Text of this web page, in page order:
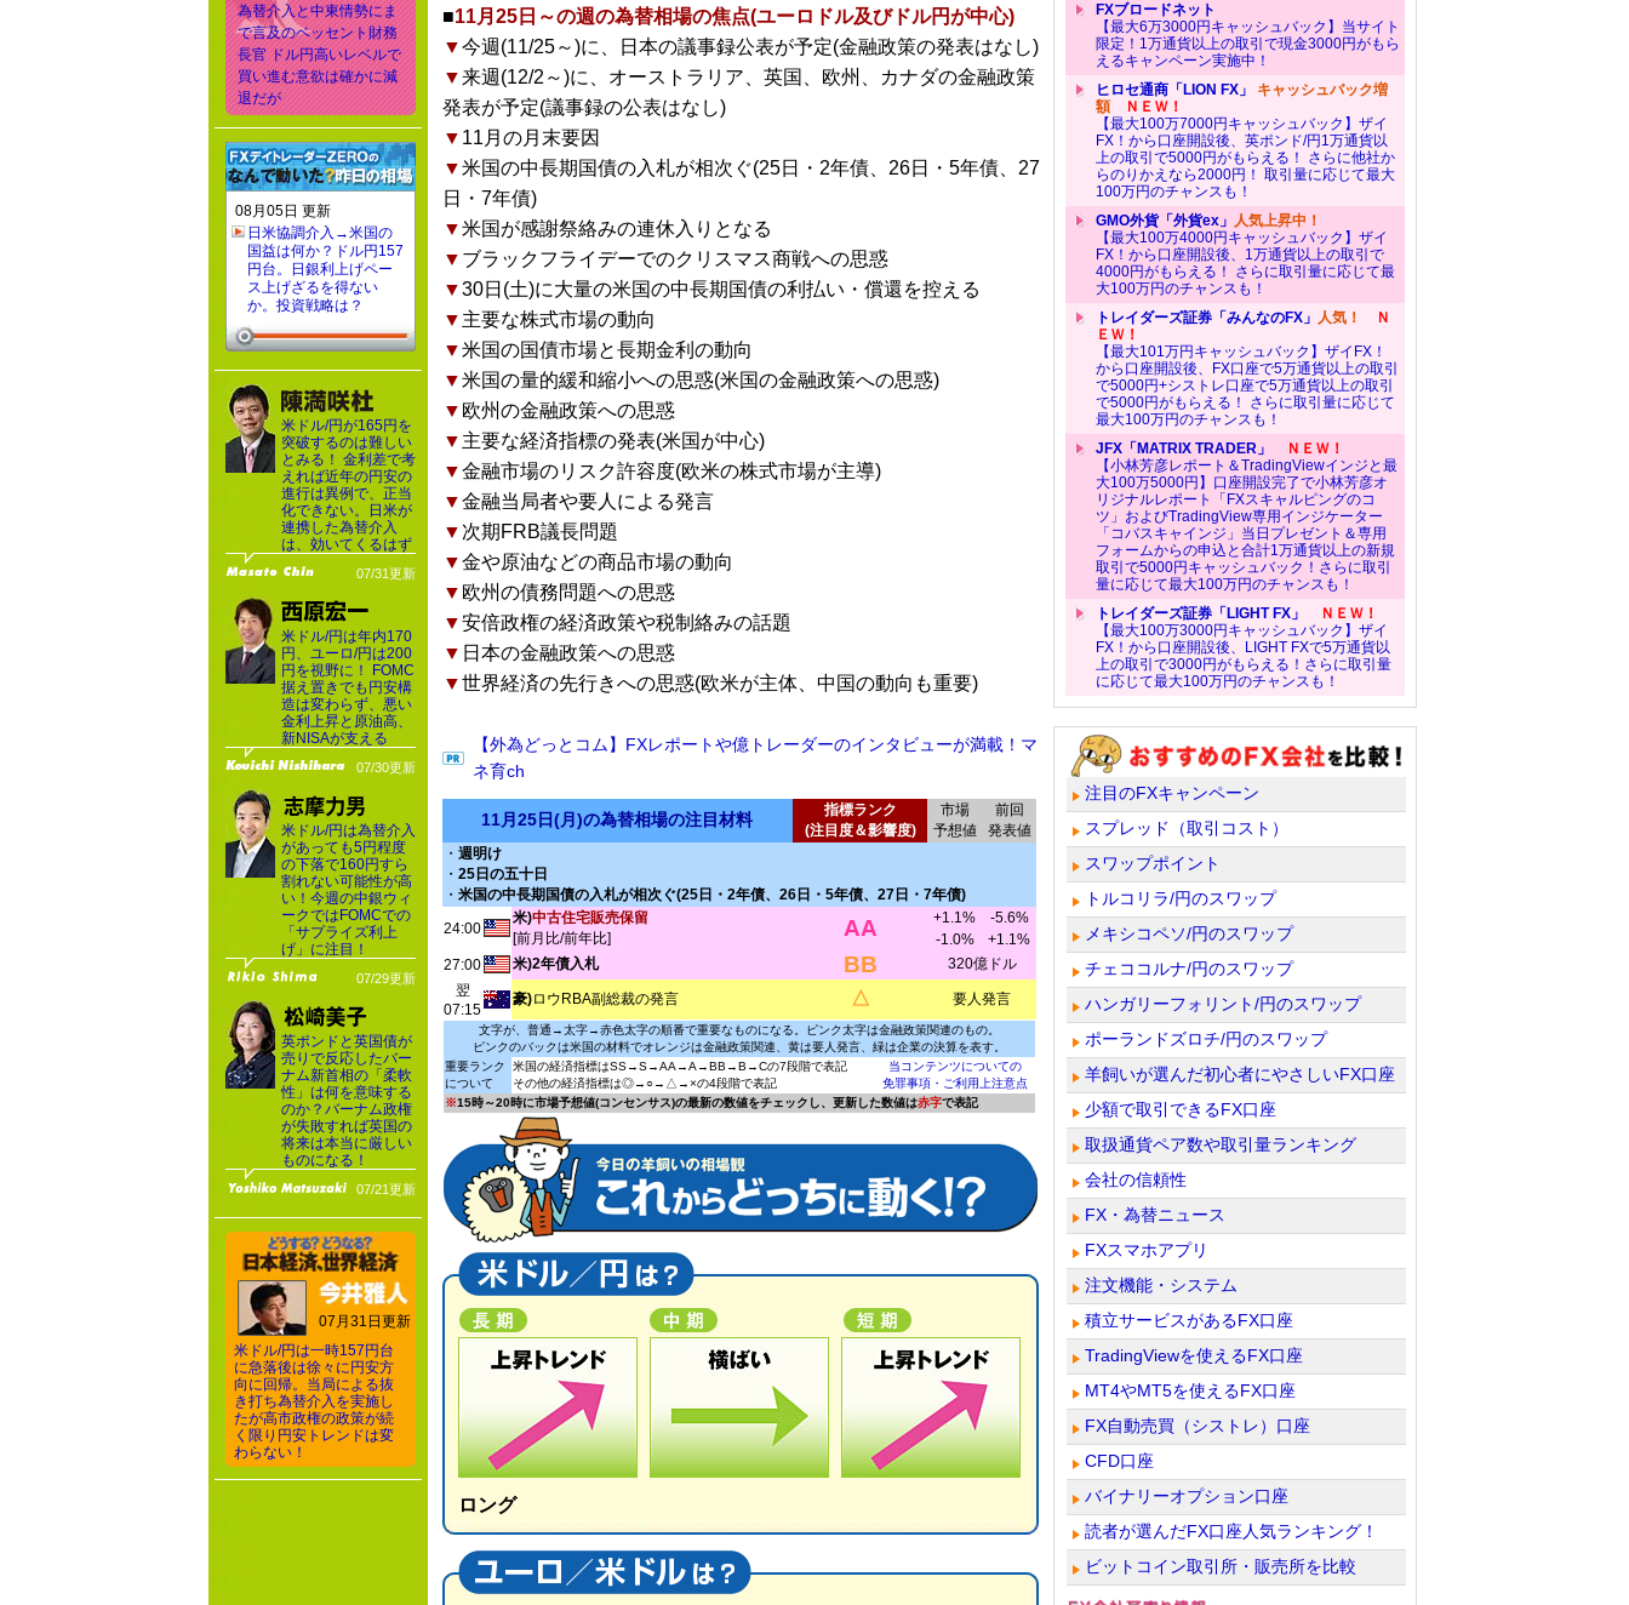
■11月25日～の週の為替相場の焦点(ユーロドル及びドル円が中心)
▼今週(11/25～)に、日本の議事録公表が予定(金融政策の発表はなし)
▼来週(12/2～)に、オーストラリア、英国、欧州、カナダの金融政策
発表が予定(議事録の公表はなし)
▼ 11月の月末要因
▼米国の中長期国債の入札が相次ぐ(25日・2年債、26日・5年債、27
日・7年債)
▼米国が感謝祭絡みの連休入りとなる
▼ ブラックフライデーでのクリスマス商戦への思惑
▼30日(土)に大量の米国の中長期国債の利払い・償還を控える
▼ 主要な株式市場の動向
▼米国の国債市場と長期金利の動向
▼米国の量的緩和縮小への思惑(米国の金融政策への思惑)
▼ 欧州の金融政策への思惑
▼ 主要な経済指標の発表(米国が中心)
▼金融市場のリスク許容度(欧米の株式市場が主導)
▼金融当局者や要人による発言
▼ 次期FRB議長問題
▼金や原油などの商品市場の動向
▼ 欧州の債務問題への思惑
▼安倍政権の経済政策や税制絡みの話題
▼ 日本の金融政策への思惑
▼世界経済の先行きへの思惑(欧米が主体、中国の動向も重要)
【外為どっとコム】FXレポートや億トレーダーのインタビューが満載！マ
ネ育ch
11月25日(月)の為替相場の注目材料
指標ランク
(注目度＆影響度)
市場
予想値
前回
発表値
・ 週明け
・ 25日の五十日
・ 米国の中長期国債の入札が相次ぐ(25日・2年債、26日・5年債、27日・7年債)
24:00
米)中古住宅販売保留
[前月比/前年比]
AA +1.1%
-5.6%
-1.0%
+1.1%
27:00
米)2年債入札 BB
320億ドル
翌
07:15
豪)ロウRBA副総裁の発言 △ 要人発言
文字が、普通→太字→赤色太字の順番で重要なものになる。ピンク太字は金融政策関連のもの。
ピンクのバックは米国の材料でオレンジは金融政策関連、黄は要人発言、緑は企業の決算を表す。
重要ランク
について
米国の経済指標はSS→S→AA→A→BB→B→Cの7段階で表記
その他の経済指標は◎→○→△→×の4段階で表記
当コンテンツについての
免罪事項・ご利用上注意点
※15時～20時に市場予想値(コンセンサス)の最新の数値をチェックし、更新した数値は赤字で表記
ロング
FXブロードネット
【最大6万3000円キャッシュバック】当サイト
限定！1万通貨以上の取引で現金3000円がもら
えるキャンペーン実施中！
ヒロセ通商「LION FX」 キャッシュバック増
額ＮＥＷ！
【最大100万7000円キャッシュバック】ザイ
FX！から口座開設後、英ポンド/円1万通貨以
上の取引で5000円がもらえる！ さらに他社か
らのりかえなら2000円！ 取引量に応じて最大
100万円のチャンスも！
GMO外貨「外貨ex」 人気上昇中！
【最大100万4000円キャッシュバック】ザイ
FX！から口座開設後、1万通貨以上の取引で
4000円がもらえる！ さらに取引量に応じて最
大100万円のチャンスも！
トレイダーズ証券「みんなのFX」 人気！
Ｎ
ＥＷ！
【最大101万円キャッシュバック】ザイFX！
から口座開設後、FX口座で5万通貨以上の取引
で5000円+シストレ口座で5万通貨以上の取引
で5000円がもらえる！ さらに取引量に応じて
最大100万円のチャンスも！
JFX「MATRIX TRADER」
ＮＥＷ！
【小林芳彦レポート＆TradingViewインジと最
大100万5000円】口座開設完了で小林芳彦オ
リジナルレポート「FXスキャルピングのコ
ツ」およびTradingView専用インジケーター
「コバスキャインジ」当日プレゼント＆専用
フォームからの申込と合計1万通貨以上の新規
取引で5000円キャッシュバック！さらに取引
量に応じて最大100万円のチャンスも！
トレイダーズ証券「LIGHT FX」
ＮＥＷ！
【最大100万3000円キャッシュバック】ザイ
FX！から口座開設後、LIGHT FXで5万通貨以
上の取引で3000円がもらえる！さらに取引量
に応じて最大100万円のチャンスも！
注目のFXキャンペーン
スプレッド（取引コスト）
スワップポイント
トルコリラ/円のスワップ
メキシコペソ/円のスワップ
チェココルナ/円のスワップ
ハンガリーフォリント/円のスワップ
ポーランドズロチ/円のスワップ
羊飼いが選んだ初心者にやさしいFX口座
少額で取引できるFX口座
取扱通貨ペア数や取引量ランキング
会社の信頼性
FX・為替ニュース
FXスマホアプリ
注文機能・システム
積立サービスがあるFX口座
TradingViewを使えるFX口座
MT4やMT5を使えるFX口座
FX自動売買（シストレ）口座
CFD口座
バイナリーオプション口座
読者が選んだFX口座人気ランキング！
ビットコイン取引所・販売所を比較
為替介入と中東情勢にま
で言及のベッセント財務
長官 ドル円高いレベルで
買い進む意欲は確かに減
退だが
08月05日 更新
日米協調介入→米国の
国益は何か？ドル円157
円台。日銀利上げペー
ス上げざるを得ない
か。投資戦略は？
米ドル/円が165円を
突破するのは難しい
とみる！ 金利差で考
えれば近年の円安の
進行は異例で、正当
化できない。日米が
連携した為替介入
は、効いてくるはず
07/31更新
米ドル/円は年内170
円、ユーロ/円は200
円を視野に！ FOMC
据え置きでも円安構
造は変わらず、悪い
金利上昇と原油高、
新NISAが支える
07/30更新
米ドル/円は為替介入
があっても5円程度
の下落で160円すら
割れない可能性が高
い！今週の中銀ウィ
ークではFOMCでの
「サプライズ利上
げ」に注目！
07/29更新
英ポンドと英国債が
売りで反応したバー
ナム新首相の「柔軟
性」は何を意味する
のか？バーナム政権
が失敗すれば英国の
将来は本当に厳しい
ものになる！
07/21更新
07月31日更新
米ドル/円は一時157円台
に急落後は徐々に円安方
向に回帰。当局による抜
き打ち為替介入を実施し
たが高市政権の政策が続
く限り円安トレンドは変
わらない！